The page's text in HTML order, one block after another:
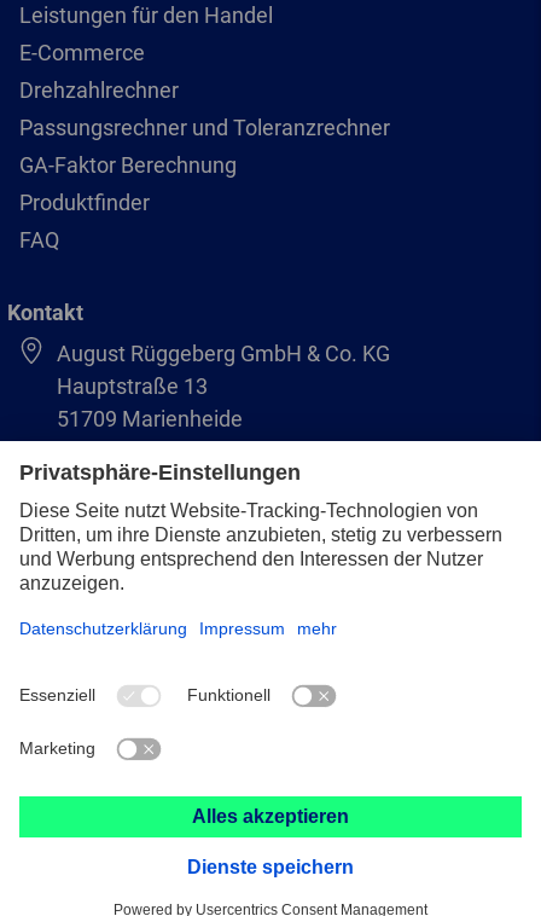
Leistungen für den Handel
E-Commerce
Drehzahlrechner
Passungsrechner und Toleranzrechner
GA-Faktor Berechnung
Produktfinder
FAQ
Kontakt
August Rüggeberg GmbH & Co. KG
Hauptstraße 13
51709 Marienheide
+49 2264 9-0
info@pferd.com
+49 2264 9-400
Datenschutz
AVB
© 2026 August Rüggeberg GmbH & Co. KG